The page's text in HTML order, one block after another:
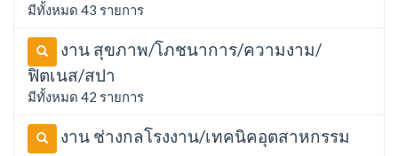
มีทั้งหมด 43 รายการ
งาน สุขภาพ/โภชนาการ/ความงาม/
ฟิตเนส/สปา
มีทั้งหมด 42 รายการ
งาน ช่างกลโรงงาน/เทคนิคอุตสาหกรรม